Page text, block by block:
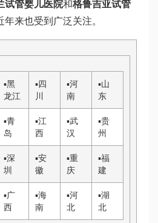
试管婴儿医院和格鲁吉亚试管
年来也受到广泛关注。
▪黑
龙江
▪四
川
▪河
南
▪山
东
▪青
岛
▪江
西
▪武
汉
▪贵
州
▪深
圳
▪安
徽
▪重
庆
▪福
建
▪广
西
▪海
南
▪河
北
▪湖
北